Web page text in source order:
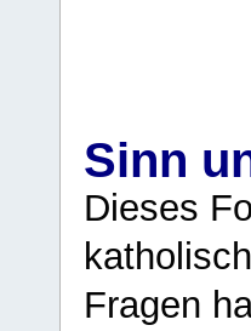
Sinn
Dieses
Fragen